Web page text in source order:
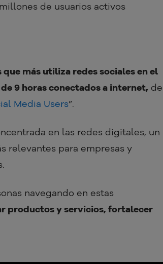
de usuarios activos
más utiliza redes sociales en el
de 9 horas conectados a internet, de
Media Users”.
en las redes digitales, un
relevantes para empresas y
navegando en estas
productos y servicios, fortalecer